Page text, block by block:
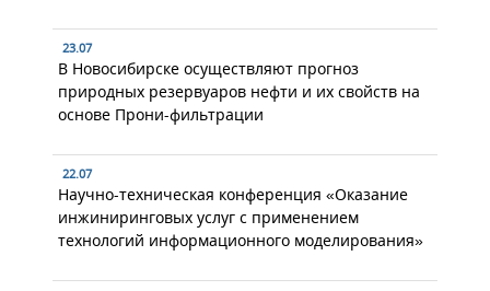
23.07
В Новосибирске осуществляют прогноз
природных резервуаров нефти и их свойств на
основе Прони-фильтрации
22.07
Научно-техническая конференция «Оказание
инжиниринговых услуг с применением
технологий информационного моделирования»